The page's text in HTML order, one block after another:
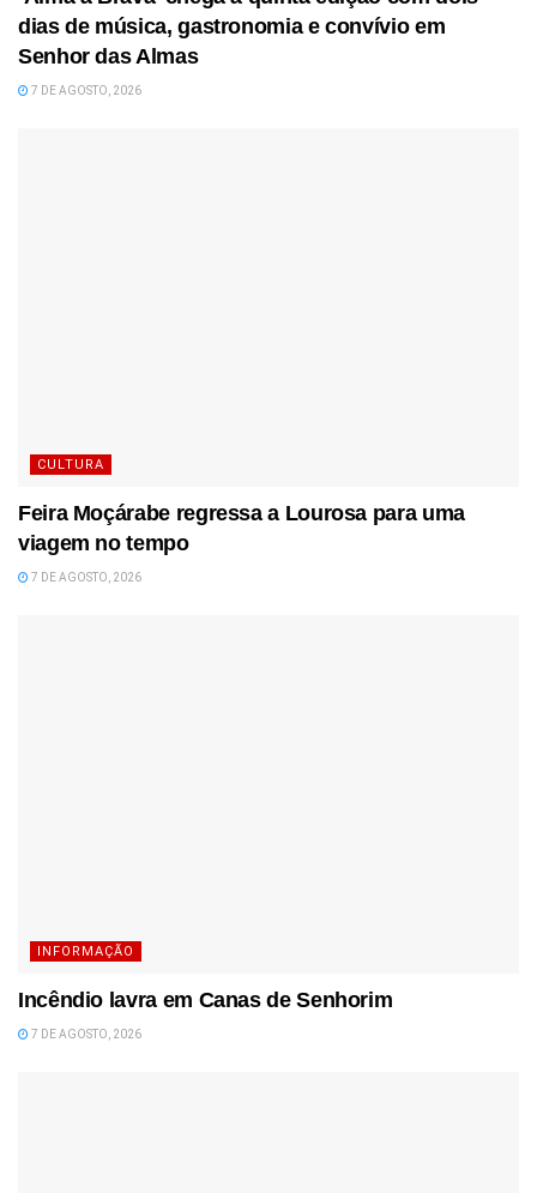
dias de música, gastronomia e convívio em
Senhor das Almas
7 DE AGOSTO, 2026
CULTURA
Feira Moçárabe regressa a Lourosa para uma
viagem no tempo
7 DE AGOSTO, 2026
INFORMAÇÃO
Incêndio lavra em Canas de Senhorim
7 DE AGOSTO, 2026